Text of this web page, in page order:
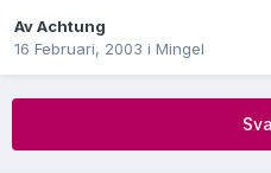
AvAchtung
16 Februari, 2003 i Mingel